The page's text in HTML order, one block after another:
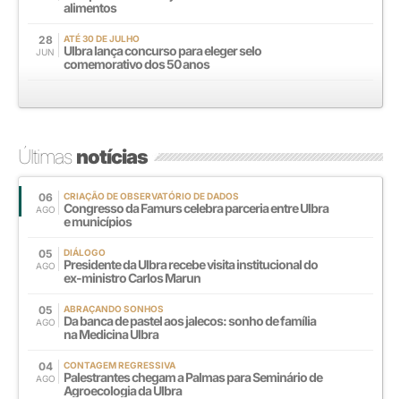
alimentos
28
JUN
ATÉ 30 DE JULHO
Ulbra lança concurso para eleger selo
comemorativo dos 50 anos
Últimasnotícias
06
AGO
CRIAÇÃO DE OBSERVATÓRIO DE DADOS
Congresso da Famurs celebra parceria entre Ulbra
e municípios
05
AGO
DIÁLOGO
Presidente da Ulbra recebe visita institucional do
ex-ministro Carlos Marun
05
AGO
ABRAÇANDO SONHOS
Da banca de pastel aos jalecos: sonho de família
na Medicina Ulbra
04
AGO
CONTAGEM REGRESSIVA
Palestrantes chegam a Palmas para Seminário de
Agroecologia da Ulbra